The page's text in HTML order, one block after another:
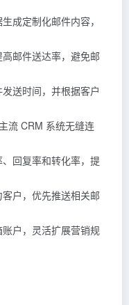
成定制化邮件内容，
邮件送达率，避免邮
送时间，并根据客户
流 CRM 系统无缝连
回复率和转化率，提
户，优先推送相关邮
户，灵活扩展营销规